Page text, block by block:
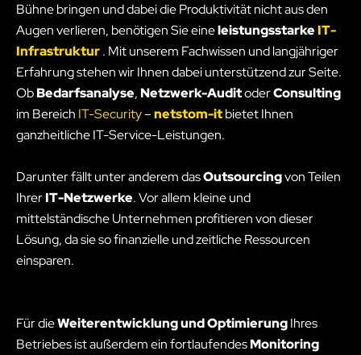
Bühne bringen und dabei die Produktivität nicht aus den
Augen verlieren, benötigen Sie eineleistungsstarke IT-
Infrastruktur. Mit unserem Fachwissen und langjähriger
Erfahrung stehen wir Ihnen dabei unterstützend zur Seite.
ObBedarfsanalyse, Netzwerk-AuditoderConsulting
im Bereich IT-Security–netstom-itbietet Ihnen
ganzheitliche IT-Service-Leistungen.
Darunter fällt unter anderem dasOutsourcingvon Teilen
IhrerIT-Netzwerke. Vor allem kleine und
mittelständische Unternehmen profitieren von dieser
Lösung, da sie so finanzielle und zeitliche Ressourcen
einsparen.
Für dieWeiterentwicklung und OptimierungIhres
Betriebes ist außerdem ein fortlaufendesMonitoring